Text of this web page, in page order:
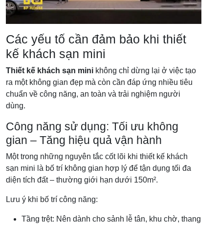
Các yếu tố cần đảm bảo khi thiết
kế khách sạn mini
Thiết kế khách sạn mini không chỉ dừng lại ở việc tạo
ra một không gian đẹp mà còn cần đáp ứng nhiều tiêu
chuẩn về công năng, an toàn và trải nghiệm người
dùng.
Công năng sử dụng: Tối ưu không
gian – Tăng hiệu quả vận hành
Một trong những nguyên tắc cốt lõi khi thiết kế khách
sạn mini là bố trí không gian hợp lý để tận dụng tối đa
diện tích đất – thường giới hạn dưới 150m².
Lưu ý khi bố trí công năng:
Tầng trệt: Nên dành cho sảnh lễ tân, khu chờ, thang